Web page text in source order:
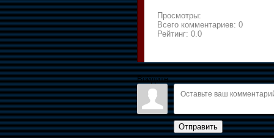
Просмотры:
Всего комментариев: 0
Рейтинг: 0.0
Войдите:
Отправить